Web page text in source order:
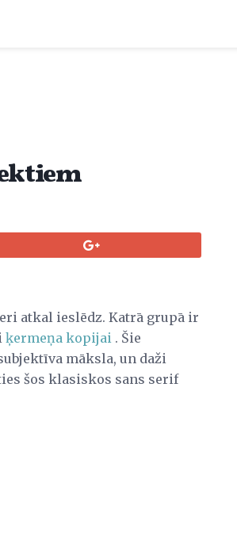
atkal ieslēdz. Katrā grupā ir
ķermeņa kopijai . Šie
māksla, un daži
šos klasiskos sans serif